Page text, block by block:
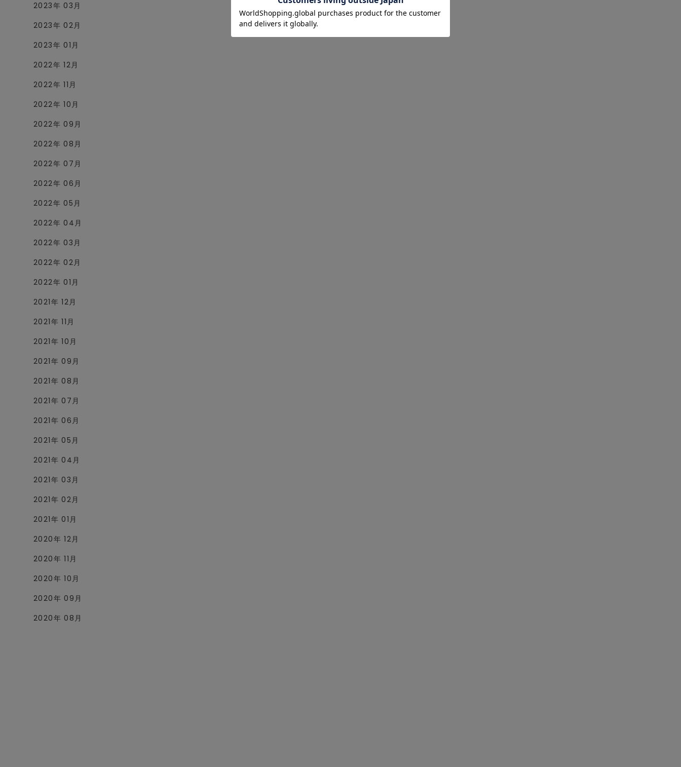
2023年 03月
2023年 02月
2023年 01月
2022年 12月
2022年 11月
2022年 10月
2022年 09月
2022年 08月
2022年 07月
2022年 06月
2022年 05月
2022年 04月
2022年 03月
2022年 02月
2022年 01月
2021年 12月
2021年 11月
2021年 10月
2021年 09月
2021年 08月
2021年 07月
2021年 06月
2021年 05月
2021年 04月
2021年 03月
2021年 02月
2021年 01月
2020年 12月
2020年 11月
2020年 10月
2020年 09月
2020年 08月